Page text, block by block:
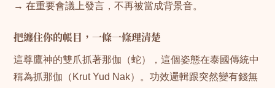
→ 在重要會議上發言，不再被當成背景音。
把纏住你的帳目，一條一條理清楚
這尊鷹神的雙爪抓著那伽（蛇），這個姿態在泰國傳統中
稱為抓那伽（Krut Yud Nak）。功效邏輯跟突然變有錢無